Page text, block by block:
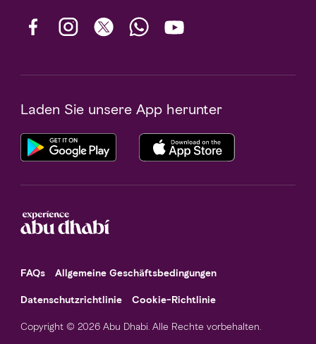
Laden Sie unsere App herunter
FAQs Allgemeine Geschäftsbedingungen
Datenschutzrichtlinie Cookie-Richtlinie
Copyright © 2026 Abu Dhabi. Alle Rechte vorbehalten.